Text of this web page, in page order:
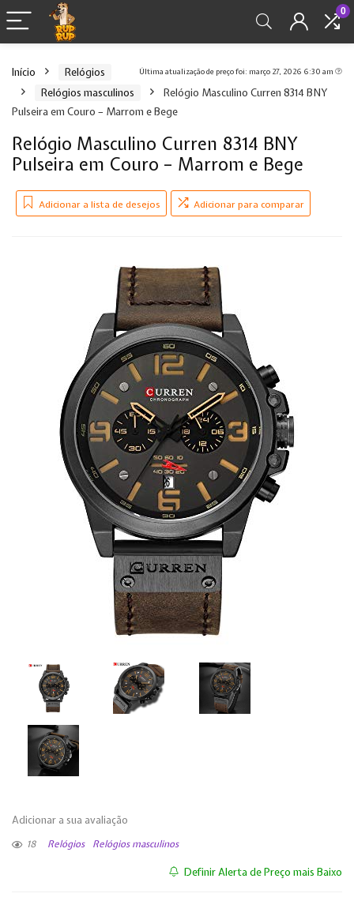
0
Última atualização de preço foi: março 27, 2026 6:30 am
Início
Relógios
Relógios masculinos
Relógio Masculino Curren 8314 BNY
Pulseira em Couro – Marrom e Bege
Relógio Masculino Curren 8314 BNY
Pulseira em Couro – Marrom e Bege
Adicionar a lista de desejos Adicionar para comparar
Adicionar a sua avaliação
18 Relógios Relógios masculinos
Definir Alerta de Preço mais Baixo